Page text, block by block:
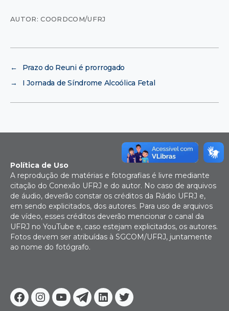
AUTOR: COORDCOM/UFRJ
←
Prazo do Reuni é prorrogado
→
I Jornada de Síndrome Alcoólica Fetal
Facebook
Instagram
YoutubeTelegram
Linkedin
Twitter
Política de Uso
A reprodução de matérias e fotografias é livre mediante
citação do Conexão UFRJ e do autor. No caso de arquivos
de áudio, deverão constar os créditos da Rádio UFRJ e,
em sendo explicitados, dos autores. Para uso de arquivos
de vídeo, esses créditos deverão mencionar o canal da
UFRJ no YouTube e, caso estejam explicitados, os autores.
Fotos devem ser atribuídas à SGCOM/UFRJ, juntamente
ao nome do fotógrafo.